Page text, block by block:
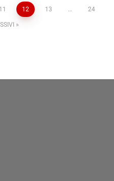
11 12 13 … 24